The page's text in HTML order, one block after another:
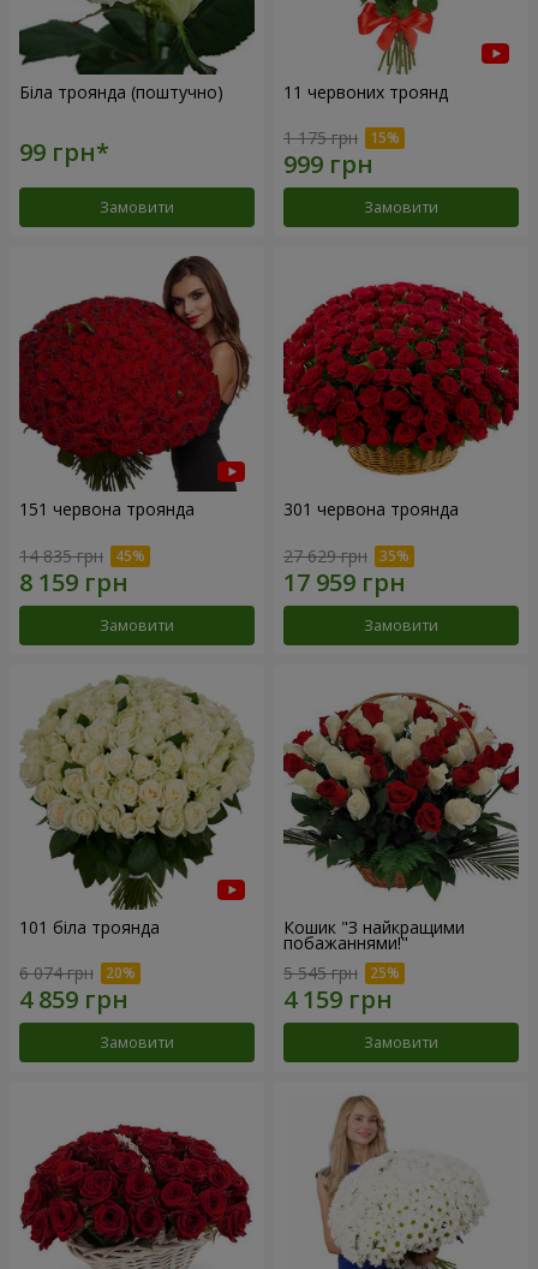
Біла троянда (поштучно)
Замовити
11 червоних троянд
1 175 грн
Замовити
151 червона троянда
14 835 грн
Замовити
301 червона троянда
27 629 грн
Замовити
101 біла троянда
6 074 грн
Замовити
Кошик "З найкращими
побажаннями!"
5 545 грн
Замовити